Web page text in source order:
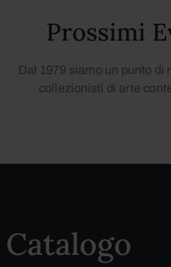
Prossimi
Dal 1979 siamo un punto di
collezionisti di arte
Catalogo